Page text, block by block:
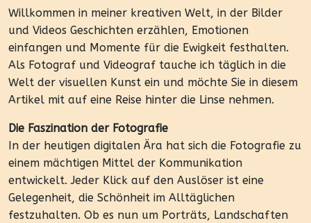
Willkommen in meiner kreativen Welt, in der Bilder
und Videos Geschichten erzählen, Emotionen
einfangen und Momente für die Ewigkeit festhalten.
Als Fotograf und Videograf tauche ich täglich in die
Welt der visuellen Kunst ein und möchte Sie in diesem
Artikel mit auf eine Reise hinter die Linse nehmen.
Die Faszination der Fotografie
In der heutigen digitalen Ära hat sich die Fotografie zu
einem mächtigen Mittel der Kommunikation
entwickelt. Jeder Klick auf den Auslöser ist eine
Gelegenheit, die Schönheit im Alltäglichen
festzuhalten. Ob es nun um Porträts, Landschaften